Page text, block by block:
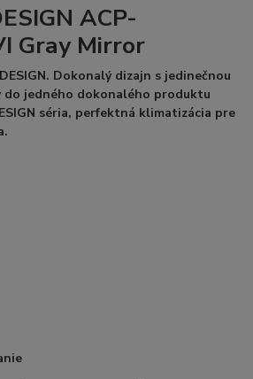
ACP-
Gray Mirror
Dokonalý dizajn s jedinečnou
jedného dokonalého produktu
séria, perfektná klimatizácia pre